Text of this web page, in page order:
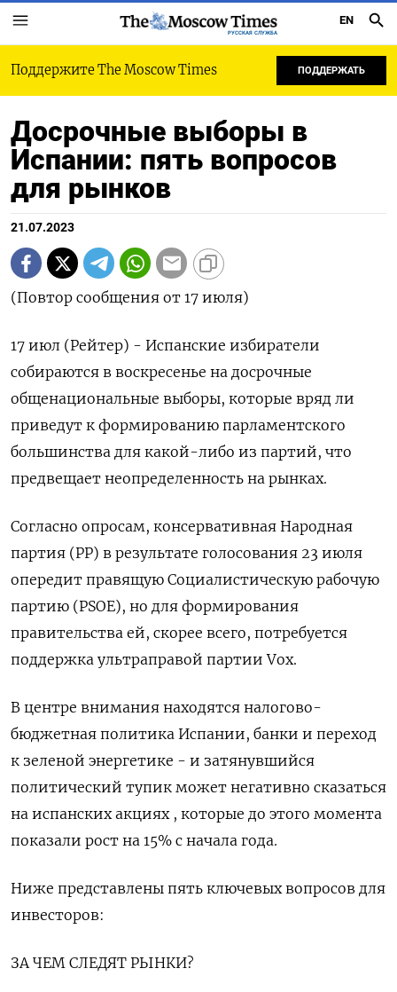
РУССКАЯ СЛУЖБА
EN
Поддержите The Moscow Times ПОДДЕРЖАТЬ
Досрочные выборы в
Испании: пять вопросов
для рынков
21.07.2023
(Повтор сообщения от 17 июля)
17 июл (Рейтер) - Испанские избиратели
собираются в воскресенье на досрочные
общенациональные выборы, которые вряд ли
приведут к формированию парламентского
большинства для какой-либо из партий, что
предвещает неопределенность на рынках.
Согласно опросам, консервативная Народная
партия (PP) в результате голосования 23 июля
опередит правящую Социалистическую рабочую
партию (PSOE), но для формирования
правительства ей, скорее всего, потребуется
поддержка ультраправой партии Vox.
В центре внимания находятся налогово-
бюджетная политика Испании, банки и переход
к зеленой энергетике - и затянувшийся
политический тупик может негативно сказаться
на испанских акциях , которые до этого момента
показали рост на 15% с начала года.
Ниже представлены пять ключевых вопросов для
инвесторов:
ЗА ЧЕМ СЛЕДЯТ РЫНКИ?